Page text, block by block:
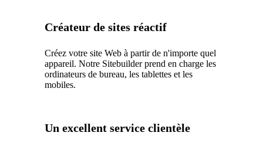
Créateur de sites réactif
Créez votre site Web à partir de n'importe quel
appareil. Notre Sitebuilder prend en charge les
ordinateurs de bureau, les tablettes et les
mobiles.
Un excellent service clientèle